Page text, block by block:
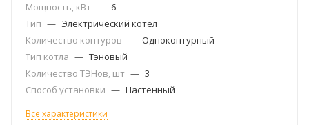
Мощность, кВт — 6
Тип — Электрический котел
Количество контуров — Одноконтурный
Тип котла — Тэновый
Количество ТЭНов, шт — 3
Способ установки — Настенный
Все характеристики